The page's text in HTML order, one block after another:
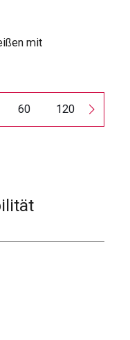
mit
60 120 180